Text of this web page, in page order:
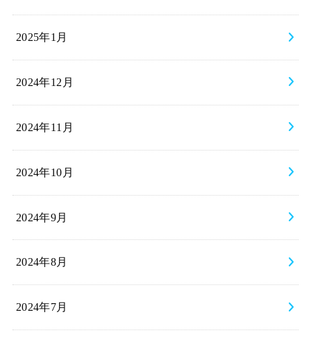
2025年1月
2024年12月
2024年11月
2024年10月
2024年9月
2024年8月
2024年7月